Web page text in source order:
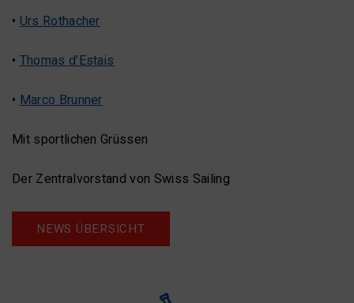
•Urs Rothacher
•Thomas d’Estais
•Marco Brunner
Mit sportlichen Grüssen
Der Zentralvorstand von Swiss Sailing
NEWS ÜBERSICHT